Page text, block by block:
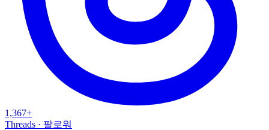
1,367+
Threads · 팔로워